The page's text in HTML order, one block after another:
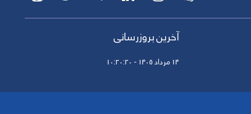
آخرین بروزرسانی
14 مرداد 1405 - 10:20:20